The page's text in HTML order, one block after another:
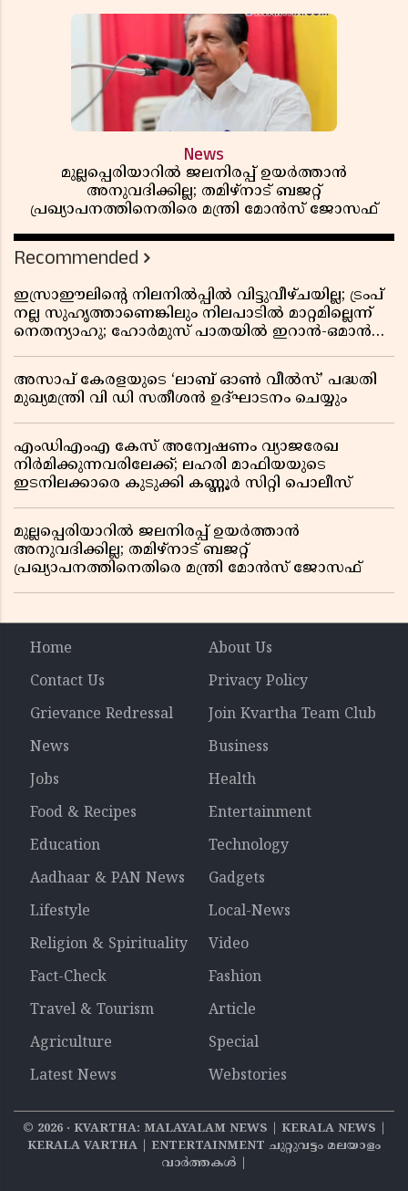
News
മുല്ലപ്പെരിയാറിൽ ജലനിരപ്പ് ഉയർത്താൻ
അനുവദിക്കില്ല; തമിഴ്നാട് ബജറ്റ്
പ്രഖ്യാപനത്തിനെതിരെ മന്ത്രി മോൻസ് ജോസഫ്
Recommended
ഇസ്രാഈലിന്റെ നിലനിൽപ്പിൽ വിട്ടുവീഴ്ചയില്ല; ട്രംപ്
നല്ല സുഹൃത്താണെങ്കിലും നിലപാടിൽ മാറ്റമില്ലെന്ന്
നെതന്യാഹു; ഹോർമുസ് പാതയിൽ ഇറാൻ-ഒമാൻ
അസാപ് കേരളയുടെ ‘ലാബ് ഓൺ വീൽസ്’ പദ്ധതി
മുഖ്യമന്ത്രി വി ഡി സതീശൻ ഉദ്ഘാടനം ചെയ്യും
എംഡിഎംഎ കേസ് അന്വേഷണം വ്യാജരേഖ
നിർമിക്കുന്നവരിലേക്ക്; ലഹരി മാഫിയയുടെ
ഇടനിലക്കാരെ കുടുക്കി കണ്ണൂർ സിറ്റി പൊലീസ്
മുല്ലപ്പെരിയാറിൽ ജലനിരപ്പ് ഉയർത്താൻ
അനുവദിക്കില്ല; തമിഴ്നാട് ബജറ്റ്
പ്രഖ്യാപനത്തിനെതിരെ മന്ത്രി മോൻസ് ജോസഫ്
Home
About Us
Contact Us
Privacy Policy
Grievance Redressal
Join Kvartha Team Club
News
Business
Jobs
Health
Food & Recipes
Entertainment
Education
Technology
Aadhaar & PAN News
Gadgets
Lifestyle
Local-News
Religion & Spirituality
Video
Fact-Check
Fashion
Travel & Tourism
Article
Agriculture
Special
Latest News
Webstories
© 2026‧ KVARTHA: MALAYALAM NEWS | KERALA NEWS |
KERALA VARTHA | ENTERTAINMENT ചുറ്റുവട്ടം മലയാളം
വാര്‍ത്തകൾ |